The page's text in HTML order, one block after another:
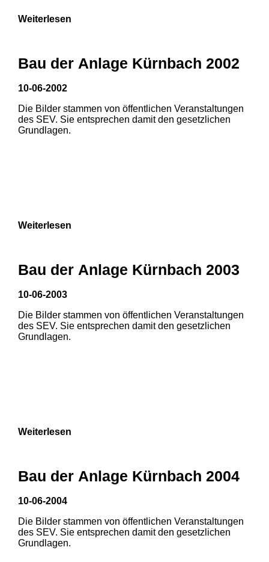
1 2 3
Weiterlesen
Bau der Anlage Kürnbach 2002
10-06-2002
Die Bilder stammen von öffentlichen Veranstaltungen
des SEV. Sie entsprechen damit den gesetzlichen
Grundlagen.
Weiterlesen
Bau der Anlage Kürnbach 2003
10-06-2003
Die Bilder stammen von öffentlichen Veranstaltungen
des SEV. Sie entsprechen damit den gesetzlichen
Grundlagen.
Weiterlesen
Bau der Anlage Kürnbach 2004
10-06-2004
Die Bilder stammen von öffentlichen Veranstaltungen
des SEV. Sie entsprechen damit den gesetzlichen
Grundlagen.